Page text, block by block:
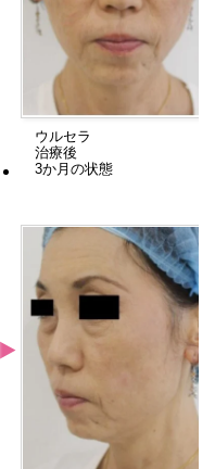
ウルセラ
治療後
3か月の状態